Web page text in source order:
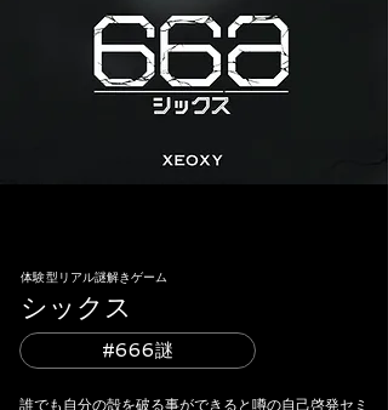
体験型リアル謎解きゲーム
シックス
誰でも自分の殻を破る事ができると噂の自己啓発セミ
#666謎